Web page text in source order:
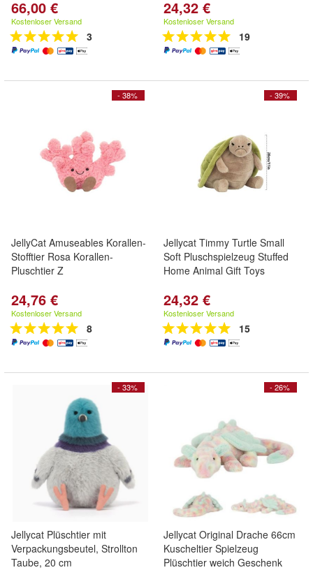
66,00 €
Kostenloser Versand
3
24,32 €
Kostenloser Versand
19
- 38%
JellyCat Amuseables Korallen-
Stofftier Rosa Korallen-
Pluschtier Z
24,76 €
Kostenloser Versand
8
- 39%
Jellycat Timmy Turtle Small
Soft Pluschspielzeug Stuffed
Home Animal Gift Toys
24,32 €
Kostenloser Versand
15
- 33%
Jellycat Plüschtier mit
Verpackungsbeutel, Strollton
Taube, 20 cm
- 26%
Jellycat Original Drache 66cm
Kuscheltier Spielzeug
Plüschtier weich Geschenk